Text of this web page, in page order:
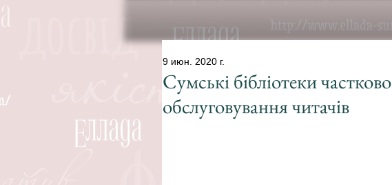
Сумські бібліотеки
обслуговування читачів
9 июн. 2020 г.